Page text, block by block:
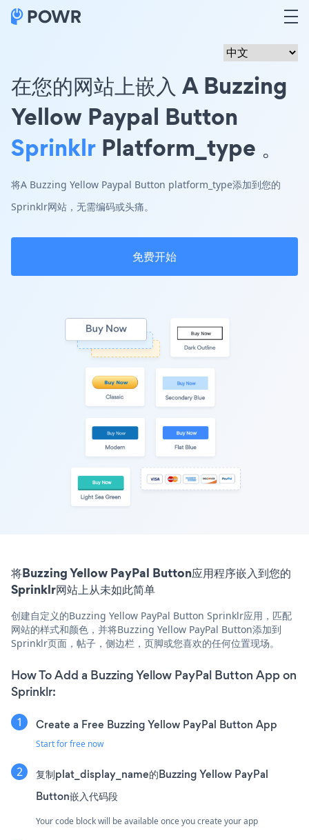
在您的网站上嵌入 A Buzzing
Yellow Paypal Button
Sprinklr Platform_type 。
将A Buzzing Yellow Paypal Button platform_type添加到您的
Sprinklr网站，无需编码或头痛。
免费开始
将Buzzing Yellow PayPal Button应用程序嵌入到您的
Sprinklr网站上从未如此简单
创建自定义的Buzzing Yellow PayPal Button Sprinklr应用，匹配
网站的样式和颜色，并将Buzzing Yellow PayPal Button添加到
Sprinklr页面，帖子，侧边栏，页脚或您喜欢的任何位置现场。
How To Add a Buzzing Yellow PayPal Button App on
Sprinklr:
Create a Free Buzzing Yellow PayPal Button App
Start for free now
复制plat_display_name的Buzzing Yellow PayPal
Button嵌入代码段
Your code block will be available once you create your app